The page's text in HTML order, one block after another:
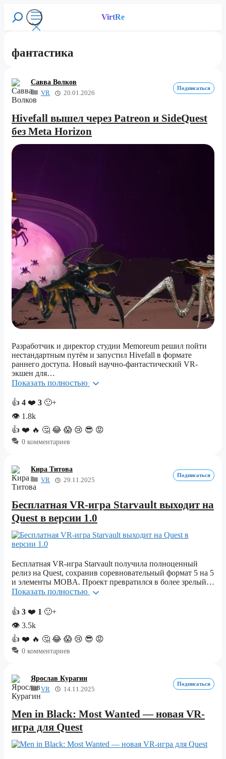
Перейти
содержимому
VirtRe
Меню
Поиск
фантастика
Савва Волков
VR
20.01.2026
Подписаться
Hivefall вышел через Patreon и SideQuest
без Meta Horizon
Разработчик и директор студии Memoreum решил пойти
нестандартным путём и запустил Hivefall в формате
раннего доступа. Новый научно-фантастический VR-
экшен для…
Показать полностью
👍 4 ❤️ 3 🙂+
👁 1.8k
👍 ❤️ 🔥 🤔 😂 😱 😢 😎 😡
0 комментариев
Кира Титова
VR
29.11.2025
Подписаться
Бесплатная VR-игра Starvault выходит на
Quest в версии 1.0
Бесплатная VR-игра Starvault получила полноценный
релиз на Quest, сохранив соревновательный формат 5 на 5
и элементы MOBA. Проект превратился в более зрелый…
Показать полностью
👍 3 ❤️ 1 🙂+
👁 3.5k
👍 ❤️ 🔥 🤔 😂 😱 😢 😎 😡
0 комментариев
Ярослав Курагин
VR
14.11.2025
Подписаться
Men in Black: Most Wanted — новая VR-
игра для Quest